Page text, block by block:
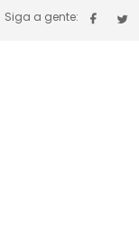
Siga a gente: